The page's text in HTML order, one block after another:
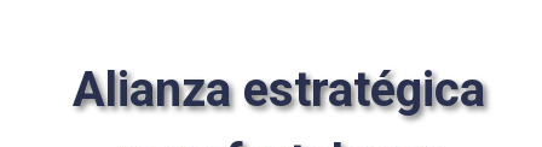
Alianza estratégica